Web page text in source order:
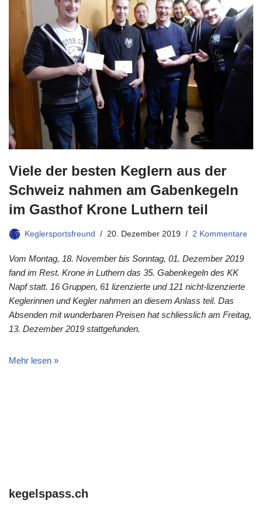
Viele der besten Keglern aus der
Schweiz nahmen am Gabenkegeln
im Gasthof Krone Luthern teil
Keglersportsfreund 20. Dezember 2019 2 Kommentare
Vom Montag, 18. November bis Sonntag, 01. Dezember 2019
fand im Rest. Krone in Luthern das 35. Gabenkegeln des KK
Napf statt. 16 Gruppen, 61 lizenzierte und 121 nicht-lizenzierte
Keglerinnen und Kegler nahmen an diesem Anlass teil. Das
Absenden mit wunderbaren Preisen hat schliesslich am Freitag,
13. Dezember 2019 stattgefunden.
Mehr lesen »
kegelspass.ch